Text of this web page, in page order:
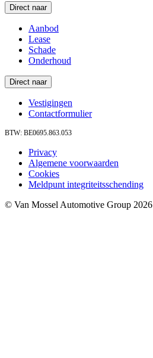
Direct naar
Aanbod
Lease
Schade
Onderhoud
Direct naar
Vestigingen
Contactformulier
BTW: BE0695.863.053
Privacy
Algemene voorwaarden
Cookies
Meldpunt integriteitsschending
© Van Mossel Automotive Group 2026